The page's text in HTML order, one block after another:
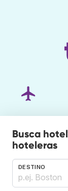
Busca
hoteleras
DESTINO